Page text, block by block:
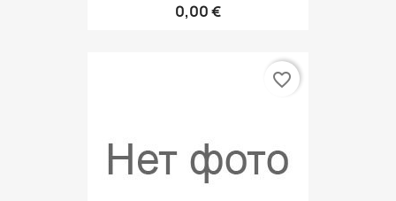
0,00 €
favorite_border